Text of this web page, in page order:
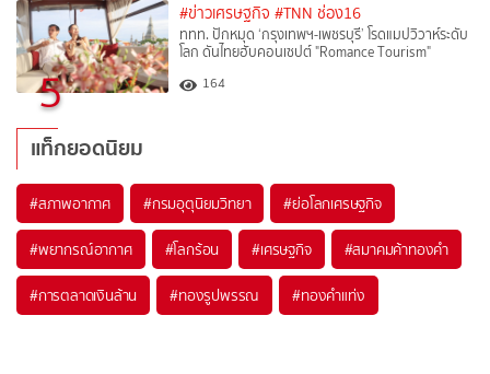
5
#ข่าวเศรษฐกิจ #TNN ช่อง16
ททท. ปักหมุด ‘กรุงเทพฯ-เพชรบุรี’ โรดแมปวิวาห์ระดับ
โลก ดันไทยฮับคอนเซปต์ "Romance Tourism"
164
แท็กยอดนิยม
#สภาพอากาศ #กรมอุตุนิยมวิทยา #ย่อโลกเศรษฐกิจ
#พยากรณ์อากาศ #โลกร้อน #เศรษฐกิจ #สมาคมค้าทองคำ
#การตลาดเงินล้าน #ทองรูปพรรณ #ทองคำแท่ง